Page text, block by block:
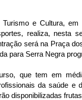
Turismo e Cultura,
realiza, nesta
será na Praça
para Serra Negra
que tem em
da saúde e
disponibilizadas